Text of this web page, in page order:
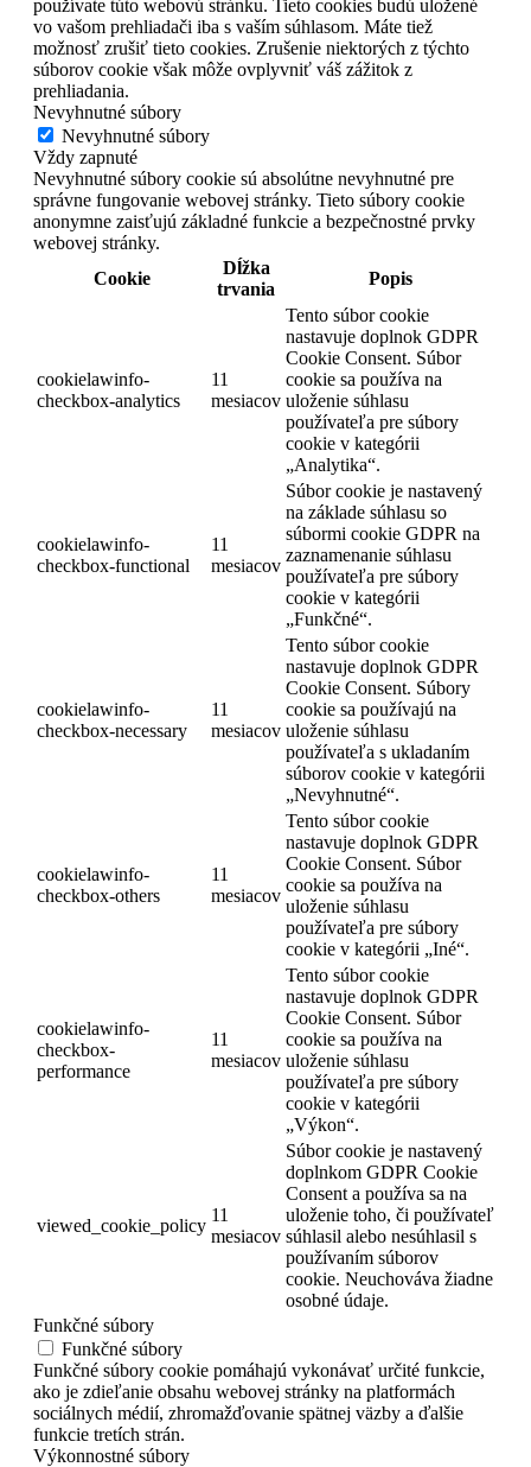
používate túto webovú stránku. Tieto cookies budú uložené
vo vašom prehliadači iba s vaším súhlasom. Máte tiež
možnosť zrušiť tieto cookies. Zrušenie niektorých z týchto
súborov cookie však môže ovplyvniť váš zážitok z
prehliadania.
Nevyhnutné súbory
Nevyhnutné súbory
Vždy zapnuté
Nevyhnutné súbory cookie sú absolútne nevyhnutné pre
správne fungovanie webovej stránky. Tieto súbory cookie
anonymne zaisťujú základné funkcie a bezpečnostné prvky
webovej stránky.
Cookie
Dĺžka
trvania
Popis
cookielawinfo-
checkbox-analytics
11
mesiacov
Tento súbor cookie
nastavuje doplnok GDPR
Cookie Consent. Súbor
cookie sa používa na
uloženie súhlasu
používateľa pre súbory
cookie v kategórii
„Analytika“.
cookielawinfo-
checkbox-functional
11
mesiacov
Súbor cookie je nastavený
na základe súhlasu so
súbormi cookie GDPR na
zaznamenanie súhlasu
používateľa pre súbory
cookie v kategórii
„Funkčné“.
cookielawinfo-
checkbox-necessary
11
mesiacov
Tento súbor cookie
nastavuje doplnok GDPR
Cookie Consent. Súbory
cookie sa používajú na
uloženie súhlasu
používateľa s ukladaním
súborov cookie v kategórii
„Nevyhnutné“.
cookielawinfo-
checkbox-others
11
mesiacov
Tento súbor cookie
nastavuje doplnok GDPR
Cookie Consent. Súbor
cookie sa používa na
uloženie súhlasu
používateľa pre súbory
cookie v kategórii „Iné“.
cookielawinfo-
checkbox-
performance
11
mesiacov
Tento súbor cookie
nastavuje doplnok GDPR
Cookie Consent. Súbor
cookie sa používa na
uloženie súhlasu
používateľa pre súbory
cookie v kategórii
„Výkon“.
viewed_cookie_policy
11
mesiacov
Súbor cookie je nastavený
doplnkom GDPR Cookie
Consent a používa sa na
uloženie toho, či používateľ
súhlasil alebo nesúhlasil s
používaním súborov
cookie. Neuchováva žiadne
osobné údaje.
Funkčné súbory
Funkčné súbory
Funkčné súbory cookie pomáhajú vykonávať určité funkcie,
ako je zdieľanie obsahu webovej stránky na platformách
sociálnych médií, zhromažďovanie spätnej väzby a ďalšie
funkcie tretích strán.
Výkonnostné súbory